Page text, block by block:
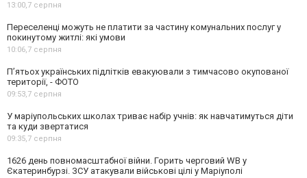
13:00,7 серпня
Переселенці можуть не платити за частину комунальних послуг у
покинутому житлі: які умови
10:06,7 серпня
П’ятьох українських підлітків евакуювали з тимчасово окупованої
території, - ФОТО
09:53,7 серпня
У маріупольських школах триває набір учнів: як навчатимуться діти
та куди звертатися
09:35,7 серпня
1626 день повномасштабної війни. Горить черговий WB у
Єкатеринбурзі. ЗСУ атакували військові цілі у Маріуполі